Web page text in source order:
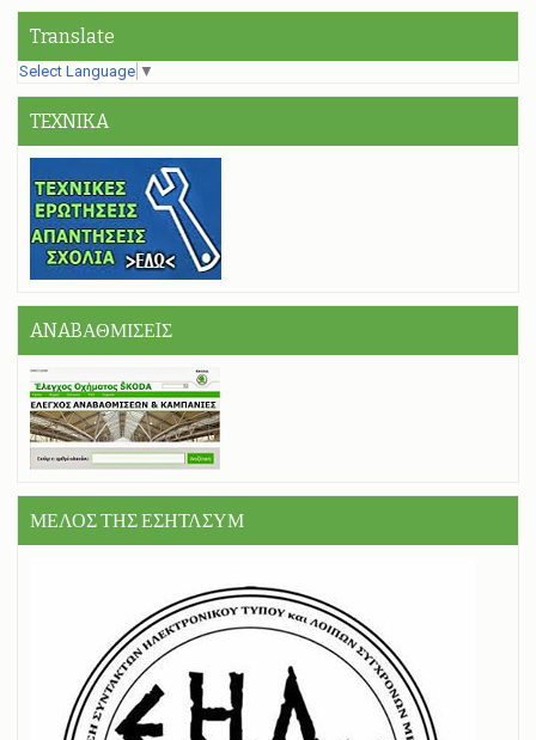
Translate
Select Language ▼
TEXNIKA
ANABΑΘΜΙΣΕIΣ
ΜΕΛΟΣ ΤΗΣ ΕΣΗΤΛΣΥΜ